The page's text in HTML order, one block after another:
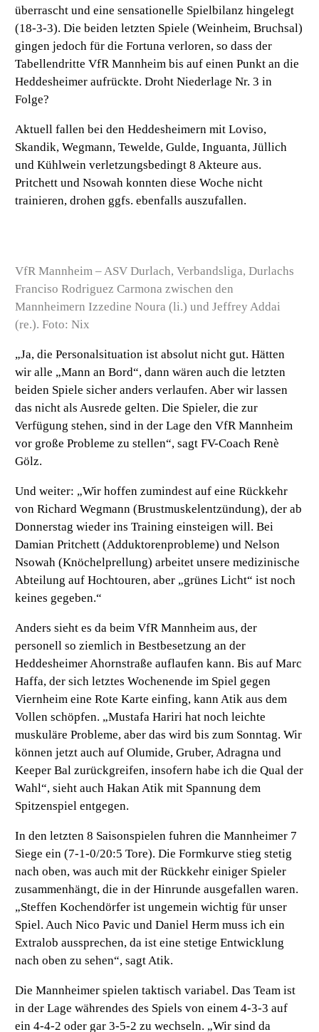
überrascht und eine sensationelle Spielbilanz hingelegt
(18-3-3). Die beiden letzten Spiele (Weinheim, Bruchsal)
gingen jedoch für die Fortuna verloren, so dass der
Tabellendritte VfR Mannheim bis auf einen Punkt an die
Heddesheimer aufrückte. Droht Niederlage Nr. 3 in
Folge?
Aktuell fallen bei den Heddesheimern mit Loviso,
Skandik, Wegmann, Tewelde, Gulde, Inguanta, Jüllich
und Kühlwein verletzungsbedingt 8 Akteure aus.
Pritchett und Nsowah konnten diese Woche nicht
trainieren, drohen ggfs. ebenfalls auszufallen.
VfR Mannheim – ASV Durlach, Verbandsliga, Durlachs
Franciso Rodriguez Carmona zwischen den
Mannheimern Izzedine Noura (li.) und Jeffrey Addai
(re.). Foto: Nix
„Ja, die Personalsituation ist absolut nicht gut. Hätten
wir alle „Mann an Bord“, dann wären auch die letzten
beiden Spiele sicher anders verlaufen. Aber wir lassen
das nicht als Ausrede gelten. Die Spieler, die zur
Verfügung stehen, sind in der Lage den VfR Mannheim
vor große Probleme zu stellen“, sagt FV-Coach Renè
Gölz.
Und weiter: „Wir hoffen zumindest auf eine Rückkehr
von Richard Wegmann (Brustmuskelentzündung), der ab
Donnerstag wieder ins Training einsteigen will. Bei
Damian Pritchett (Adduktorenprobleme) und Nelson
Nsowah (Knöchelprellung) arbeitet unsere medizinische
Abteilung auf Hochtouren, aber „grünes Licht“ ist noch
keines gegeben.“
Anders sieht es da beim VfR Mannheim aus, der
personell so ziemlich in Bestbesetzung an der
Heddesheimer Ahornstraße auflaufen kann. Bis auf Marc
Haffa, der sich letztes Wochenende im Spiel gegen
Viernheim eine Rote Karte einfing, kann Atik aus dem
Vollen schöpfen. „Mustafa Hariri hat noch leichte
muskuläre Probleme, aber das wird bis zum Sonntag. Wir
können jetzt auch auf Olumide, Gruber, Adragna und
Keeper Bal zurückgreifen, insofern habe ich die Qual der
Wahl“, sieht auch Hakan Atik mit Spannung dem
Spitzenspiel entgegen.
In den letzten 8 Saisonspielen fuhren die Mannheimer 7
Siege ein (7-1-0/20:5 Tore). Die Formkurve stieg stetig
nach oben, was auch mit der Rückkehr einiger Spieler
zusammenhängt, die in der Hinrunde ausgefallen waren.
„Steffen Kochendörfer ist ungemein wichtig für unser
Spiel. Auch Nico Pavic und Daniel Herm muss ich ein
Extralob aussprechen, da ist eine stetige Entwicklung
nach oben zu sehen“, sagt Atik.
Die Mannheimer spielen taktisch variabel. Das Team ist
in der Lage währendes des Spiels von einem 4-3-3 auf
ein 4-4-2 oder gar 3-5-2 zu wechseln. „Wir sind da